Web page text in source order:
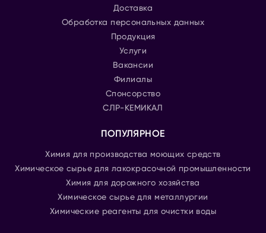
Доставка
Обработка персональных данных
Продукция
Услуги
Вакансии
Филиалы
Спонсорство
СЛР-КЕМИКАЛ
ПОПУЛЯРНОЕ
Химия для производства моющих средств
Химическое сырье для лакокрасочной промышленности
Химия для дорожного хозяйства
Химическое сырье для металлургии
Химические реагенты для очистки воды